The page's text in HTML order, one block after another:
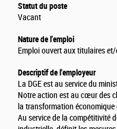
Statut du poste
Vacant
Nature de l'emploi
Emploi ouvert aux titulaires
Descriptif de l'employeur
La DGE est au service du
Notre action est au cœur des
la transformation économique
Au service de la compétitivité